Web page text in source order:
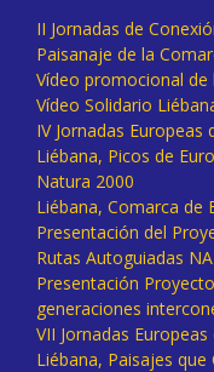
II Jornadas de
Paisanaje de la
Vídeo promocional de
Vídeo Solidario
IV Jornadas
Liébana, Picos de
Natura 2000
Liébana, Comarca de
Presentación del
Rutas Autoguiadas
Presentación
generaciones
VII Jornadas
Liébana, Paisajes